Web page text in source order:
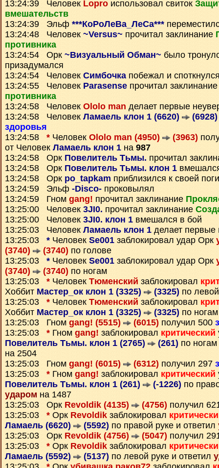
13:24:39 Человек Lopro использовал свиток
вмешательств
13:24:39 Эльф ***КоРоЛеВа_ЛеСа***
13:24:48 Человек ~Versus~ прочитал заклинание
противника
13:24:54 Орк ~Визуальный Обман~ было
призадумался
13:24:54 Человек Симбочкапобежал и
13:24:55 Человек Parasense прочитал
противника
13:24:58 Человек Ololo man делает первые
13:24:58 Человек Ламаель клон 1 (6620) (6928)
здоровья
13:24:58 * Человек Ololo man (4950) (3963)
от Человек Ламаель клон 1 на 987
13:24:58 Орк Повелитель Тьмы. прочитал
13:24:58 Орк Повелитель Тьмы. клон 1
13:24:58 Орк po_tapkam приблизился к своей
13:24:59 Эльф -Disco- проковылял
13:24:59 Гном gang! прочитал заклинание
13:25:00 Человек 3JI0. прочитал заклинание
13:25:00 Человек 3JI0. клон 1 вмешался в бой
13:25:03 Человек Ламаель клон 1 делает первые
13:25:03 * Человек Se001 заблокировал удар Орк
(3740)
(3740) по голове
13:25:03 * Человек Se001 заблокировал удар Орк
(3740)
(3740) по ногам
13:25:03 * Человек Тюменский заблокировал
Хоббит Мастер_ок клон 1 (3325) (3325) по
13:25:03 * Человек Тюменский заблокировал
Хоббит Мастер_ок клон 1 (3325) (3325) по ногам
13:25:03 Гном gang! (5515) (6015) получил 500
13:25:03 * Гном gang! заблокировал критический
Повелитель Тьмы. клон 1 (2765)
(261) по
на 2504
13:25:03 Гном gang! (6015) (6312) получил 297
13:25:03 * Гном gang! заблокировал критический
Повелитель Тьмы. клон 1 (261)
(-1226) по
ударом на 1487
13:25:03 Орк Revoldik (4135) (4756) получил
13:25:03 * Орк Revoldik заблокировал
Ламаель (6620)
(5592) по правой руке и ответил
13:25:03 Орк Revoldik (4756) (5047) получил
13:25:03 * Орк Revoldik заблокировал
Ламаель (5592)
(5137) по левой руке и ответил